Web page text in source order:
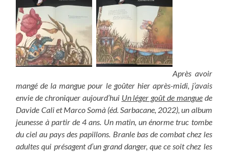
Après avoir
mangé de la mangue pour le goûter hier après-midi, j’avais
envie de chroniquer aujourd’hui Un léger goût de manguede
Davide Cali et Marco Somà (éd. Sarbacane, 2022), un album
jeunesse à partir de 4 ans. Un matin, un énorme truc tombe
du ciel au pays des papillons. Branle bas de combat chez les
adultes qui présagent d’un grand danger, que ce soit chez les